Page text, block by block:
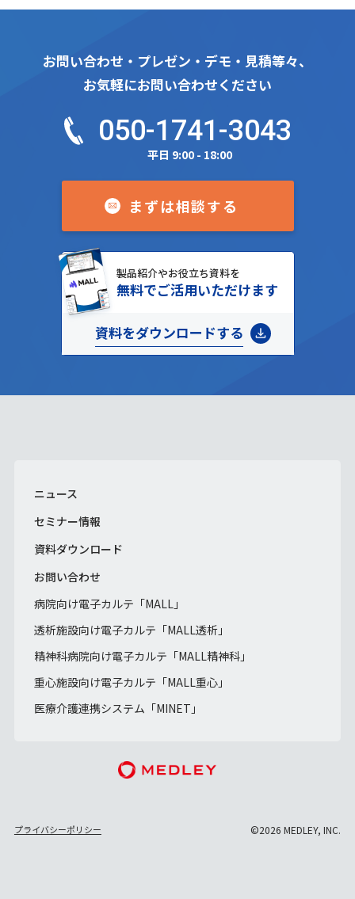
お問い合わせ・プレゼン・デモ・見積等々、
お気軽にお問い合わせください
050-1741-3043
平日 9:00 - 18:00
まずは相談する
製品紹介やお役立ち資料を
無料でご活用いただけます
資料をダウンロードする
ニュース
セミナー情報
資料ダウンロード
お問い合わせ
病院向け電子カルテ「MALL」
透析施設向け電子カルテ「MALL透析」
精神科病院向け電子カルテ「MALL精神科」
重心施設向け電子カルテ「MALL重心」
医療介護連携システム「MINET」
プライバシーポリシー ©2026 MEDLEY, INC.